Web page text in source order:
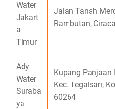
Water
Jakart
a
Timur
Jalan Tanah
Rambutan,
Ady
Water
Suraba
ya
Kupang Panjaan
Kec. Tegalsari,
60264